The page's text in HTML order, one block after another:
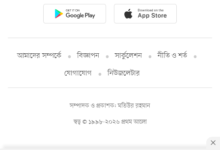
আমাদের সম্পর্কে বিজ্ঞাপন সার্কুলেশন
নীতি ও শর্ত
যোগাযোগ
নিউজলেটার
স্বত্ব © ১৯৯৮-২০২৬ প্রথম আলো
সম্পাদক ও প্রকাশক: মতিউর রহমান